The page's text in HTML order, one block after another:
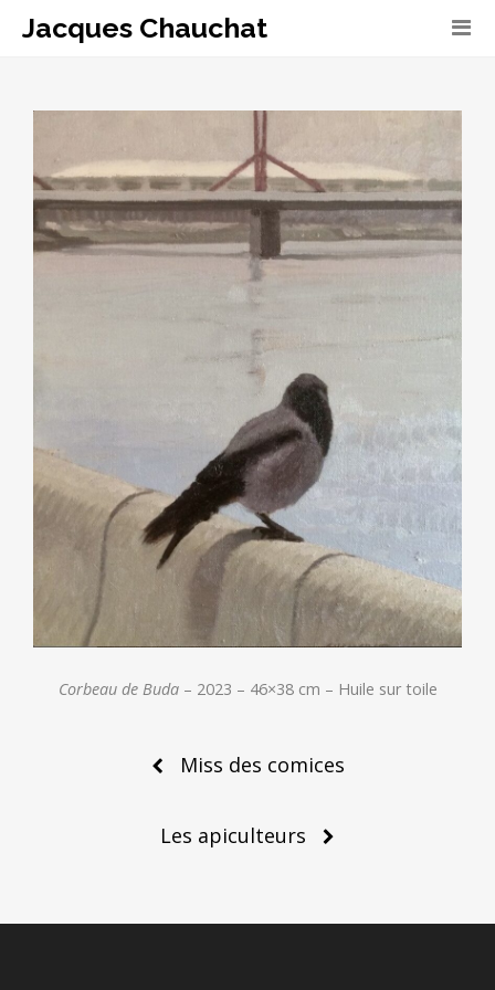
Jacques Chauchat
Corbeau de Buda– 2023 – 46×38 cm – Huile sur toile
Miss des comices
Les apiculteurs